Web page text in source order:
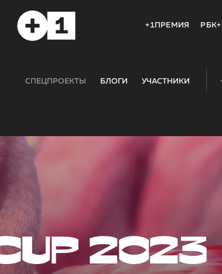
+1ПРЕМИЯ
СПЕЦПРОЕКТЫ БЛОГИ УЧАСТНИКИ
2023